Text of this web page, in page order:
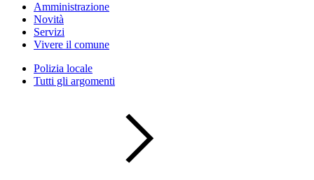
Amministrazione
Novità
Servizi
Vivere il comune
Polizia locale
Tutti gli argomenti